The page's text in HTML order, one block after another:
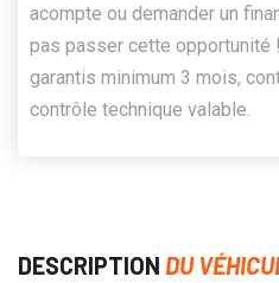
acompte ou demander un
pas passer cette opportunité
garantis minimum 3 mois,
contrôle technique valable.
DESCRIPTION DU